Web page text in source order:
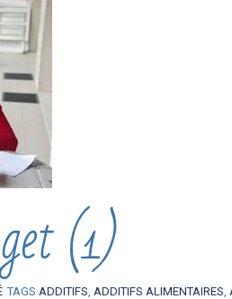
(1)
TAGS ADDITIFS, ADDITIFS ALIMENTAIRES,